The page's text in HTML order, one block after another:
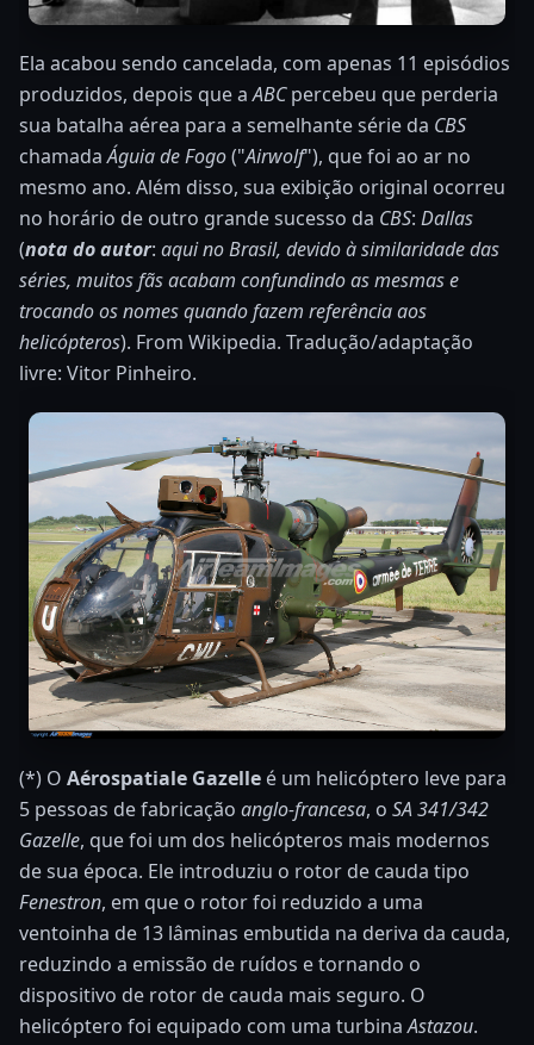
Ela acabou sendo cancelada, com apenas 11 episódios
produzidos, depois que aABCpercebeu que perderia
sua batalha aérea para a semelhante série da CBS
chamadaÁguia de Fogo("Airwolf"), que foi ao ar no
mesmo ano. Além disso, sua exibição original ocorreu
no horário de outro grande sucesso da CBS: Dallas
(nota do autor: aqui no Brasil, devido à similaridade das
séries, muitos fãs acabam confundindo as mesmas e
trocando os nomes quando fazem referência aos
helicópteros). From Wikipedia. Tradução/adaptação
livre: Vitor Pinheiro.
(*) O Aérospatiale Gazelle é um helicóptero leve para
5 pessoas de fabricação anglo-francesa, o SA 341/342
Gazelle, que foi um dos helicópteros mais modernos
de sua época. Ele introduziu o rotor de cauda tipo
Fenestron, em que o rotor foi reduzido a uma
ventoinha de 13 lâminas embutida na deriva da cauda,
reduzindo a emissão de ruídos e tornando o
dispositivo de rotor de cauda mais seguro. O
helicóptero foi equipado com uma turbinaAstazou.